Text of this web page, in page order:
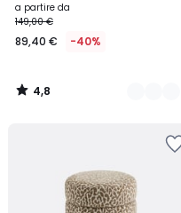
a partire da
149,00 €
89,40 € -40%
4,8
/